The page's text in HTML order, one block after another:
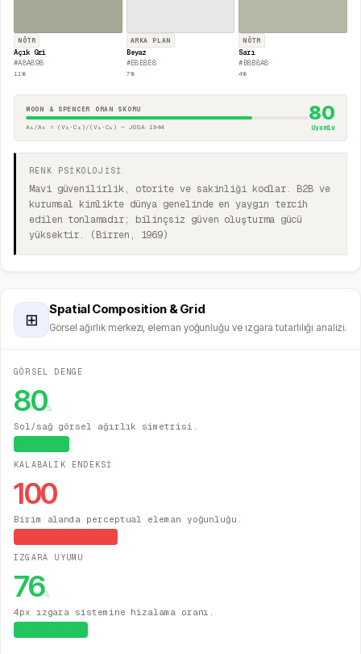
NÖTR
Açık Gri
#A8A898
11%
ARKA PLAN
Beyaz
#E8E8E8
7%
NÖTR
Sarı
#B8B8A8
4%
MOON & SPENCER ORAN SKORU
A₁/A₂ = (V₂·C₂)/(V₁·C₁) — JOSA 1944
80
Uyumlu
RENK PSİKOLOJİSİ
Mavi güvenilirlik, otorite ve sakinliği kodlar. B2B ve
kurumsal kimlikte dünya genelinde en yaygın tercih
edilen tonlamadır; bilinçsiz güven oluşturma gücü
yüksektir. (Birren, 1969)
⊞
Spatial Composition & Grid
Görsel ağırlık merkezi, eleman yoğunluğu ve ızgara tutarlılığı analizi.
GÖRSEL DENGE
80%
Sol/sağ görsel ağırlık simetrisi.
KALABALIK ENDEKSİ
100
Birim alanda perceptual eleman yoğunluğu.
IZGARA UYUMU
76%
4px ızgara sistemine hizalama oranı.